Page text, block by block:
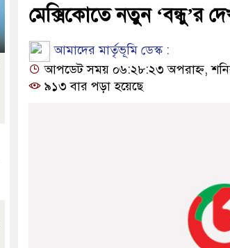
মেক্সিকোতে নতুন ‘বন্ধু’র
আমাদের মার্তৃভূমি ডেস্ক :
আপডেট সময় ০৬:২৮:২৩ অপরাহ্ন,
৯১৩ বার পড়া হয়েছে